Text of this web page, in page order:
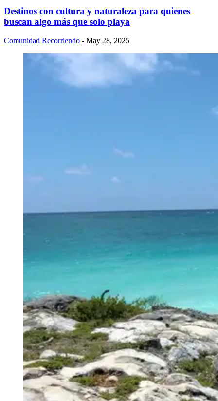
Destinos con cultura y naturaleza para quienes
buscan algo más que solo playa
Comunidad Recorriendo - May 28, 2025